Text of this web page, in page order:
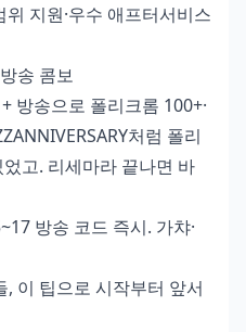
위 지원·우수 애프터서비스
송 콤보
방송으로 폴리크롬 100+·
처럼 폴리
고. 리세마라 끝나면 바
방송 코드 즉시. 가챠·
이 팁으로 시작부터 앞서